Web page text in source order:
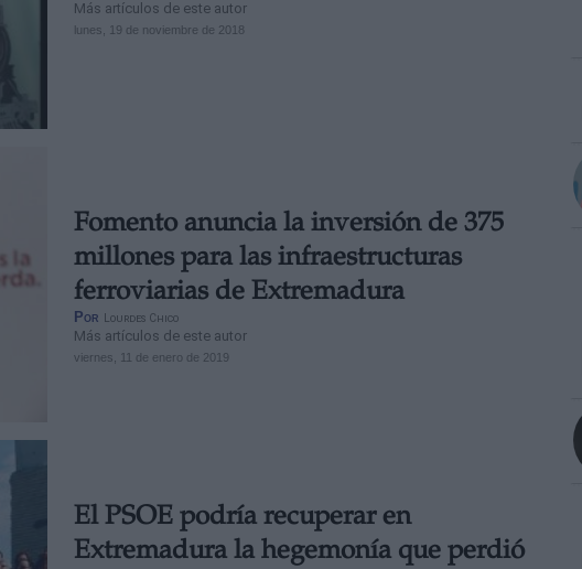
Más artículos de este autor
lunes, 19 de noviembre de 2018
Fomento anuncia la inversión de 375
millones para las infraestructuras
ferroviarias de Extremadura
Por Lourdes Chico
Más artículos de este autor
viernes, 11 de enero de 2019
El PSOE podría recuperar en
Extremadura la hegemonía que perdió